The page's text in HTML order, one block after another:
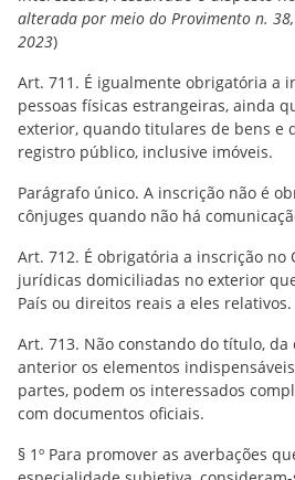
alterada por meio do Provimento n.
2023)
Art. 711. É igualmente obrigatória a
pessoas físicas estrangeiras, ainda
exterior, quando titulares de bens e
registro público, inclusive imóveis.
Parágrafo único. A inscrição não é
cônjuges quando não há
Art. 712. É obrigatória a inscrição no
jurídicas domiciliadas no exterior
País ou direitos reais a eles relativos.
Art. 713. Não constando do título,
anterior os elementos
partes, podem os interessados
com documentos oficiais.
§ 1º Para promover as averbações